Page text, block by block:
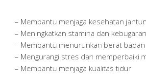
– Membantu menjaga kesehatan
– Meningkatkan stamina dan
– Membantu menurunkan berat badan
– Mengurangi stres dan memperbaiki
– Membantu menjaga kualitas tidur